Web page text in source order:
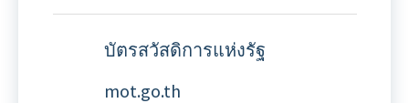
บัตรสวัสดิการแห่งรัฐ
mot.go.th